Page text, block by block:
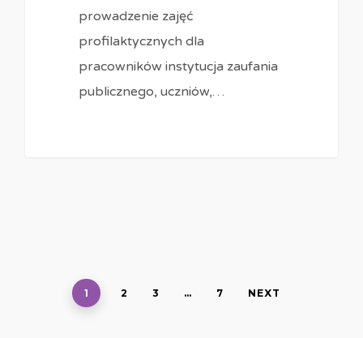
prowadzenie zajęć
profilaktycznych dla
pracowników instytucja zaufania
publicznego, uczniów,…
1 2 3 … 7 NEXT